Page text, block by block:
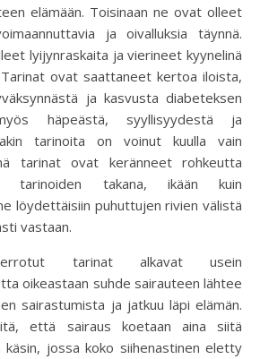
elämään. Toisinaan ne ovat olleet
ja oivalluksia täynnä.
lyijynraskaita ja vierineet kyynelinä
ovat saattaneet kertoa iloista,
ja kasvusta diabeteksen
häpeästä, syyllisyydestä ja
tarinoita on voinut kuulla vain
tarinat ovat keränneet rohkeutta
tarinoiden takana, ikään kuin
löydettäisiin puhuttujen rivien välistä
vastaan.
tarinat alkavat usein
oikeastaan suhde sairauteen lähtee
sairastumista ja jatkuu läpi elämän.
että sairaus koetaan aina siitä
käsin, jossa koko siihenastinen eletty